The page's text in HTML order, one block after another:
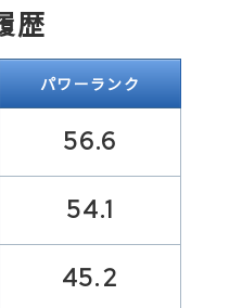
歴
パワーランク
56.6
54.1
45.2